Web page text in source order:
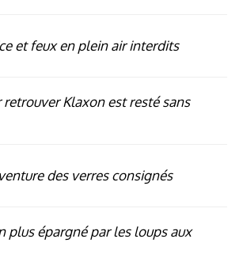
et feux en plein air interdits
retrouver Klaxon est resté sans
des verres consignés
plus épargné par les loups aux